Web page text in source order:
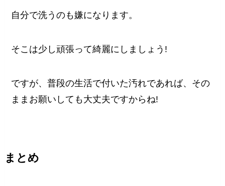
自分で洗うのも嫌になります。
そこは少し頑張って綺麗にしましょう!
ですが、普段の生活で付いた汚れであれば、その
ままお願いしても大丈夫ですからね!
まとめ